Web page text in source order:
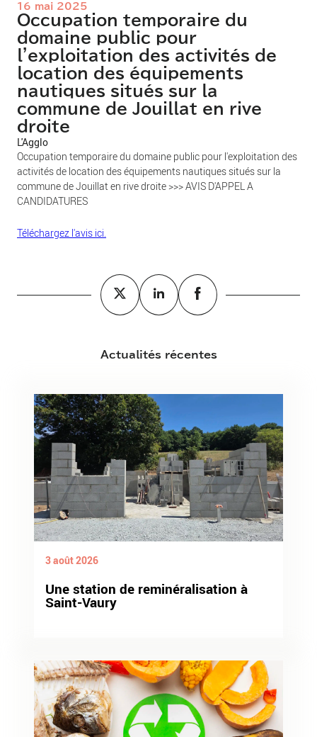
16 mai 2025
Occupation temporaire du
domaine public pour
l'exploitation des activités de
location des équipements
nautiques situés sur la
commune de Jouillat en rive
droite
L'Agglo
Occupation temporaire du domaine public pour l'exploitation des
activités de location des équipements nautiques situés sur la
commune de Jouillat en rive droite >>> AVIS D'APPEL A
CANDIDATURES
Téléchargez l'avis ici.
Actualités récentes
3 août 2026
Une station de reminéralisation à
Saint-Vaury